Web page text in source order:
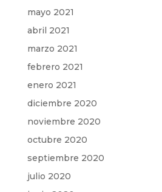
mayo 2021
abril 2021
marzo 2021
febrero 2021
enero 2021
diciembre 2020
noviembre 2020
octubre 2020
septiembre 2020
julio 2020